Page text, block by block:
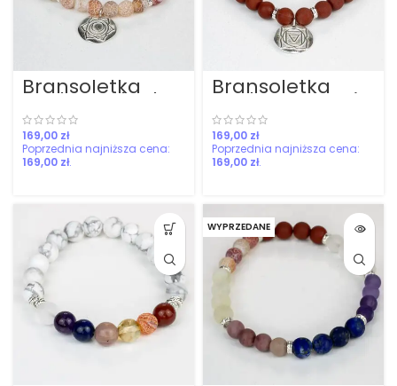
Bransoletka
Czakra Sakralna
zł
169,00 zł
Bransoletka
Czakra Korzenia
zł
169,00 zł
WYPRZEDANE